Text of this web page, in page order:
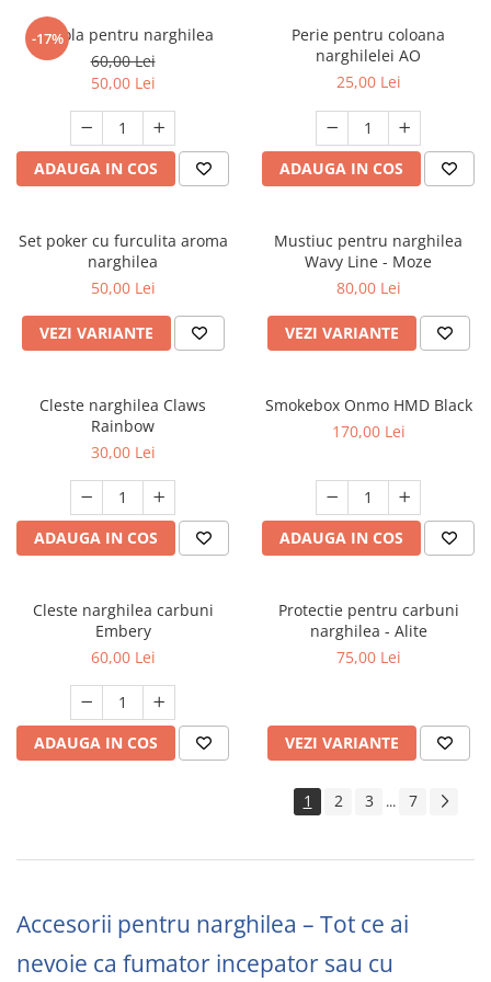
-17%
Cupola pentru narghilea
60,00 Lei
50,00 Lei
ADAUGA IN COS
Perie pentru coloana
narghilelei AO
25,00 Lei
ADAUGA IN COS
Set poker cu furculita aroma
narghilea
50,00 Lei
VEZI VARIANTE
Mustiuc pentru narghilea
Wavy Line - Moze
80,00 Lei
VEZI VARIANTE
Cleste narghilea Claws
Rainbow
30,00 Lei
ADAUGA IN COS
Smokebox Onmo HMD Black
170,00 Lei
ADAUGA IN COS
Cleste narghilea carbuni
Embery
60,00 Lei
ADAUGA IN COS
Protectie pentru carbuni
narghilea - Alite
75,00 Lei
VEZI VARIANTE
1 2 3 ... 7
Accesorii pentru narghilea – Tot ce ai
nevoie ca fumator incepator sau cu